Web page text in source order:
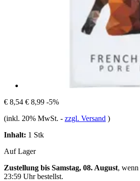
€ 8,54 € 8,99 -5%
(inkl. 20% MwSt. - zzgl. Versand )
Inhalt: 1 Stk
Auf Lager
Zustellung bis Samstag, 08. August,
23:59 Uhrbestellst.